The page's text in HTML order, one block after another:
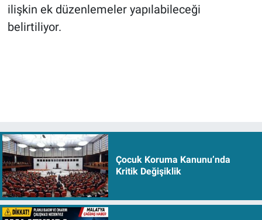
ilişkin ek düzenlemeler yapılabileceği
belirtiliyor.
Çocuk Koruma Kanunu’nda
Kritik Değişiklik